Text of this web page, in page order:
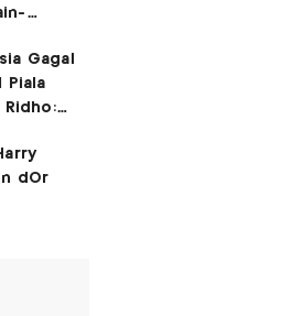
Gagal
Piala
Ridho:
dOr